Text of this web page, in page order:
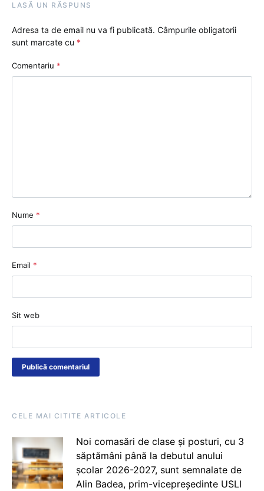
LASĂ UN RĂSPUNS
Adresa ta de email nu va fi publicată. Câmpurile obligatorii
sunt marcate cu *
Comentariu *
Nume *
Email *
Sit web
CELE MAI CITITE ARTICOLE
Noi comasări de clase și posturi, cu 3
săptămâni până la debutul anului
școlar 2026-2027, sunt semnalate de
Alin Badea, prim-vicepreședinte USLI